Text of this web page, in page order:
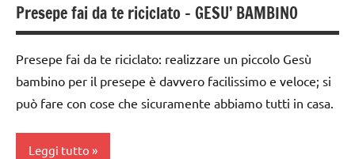
LINGUAGGIO
ARGOMENTI
PER ETA'
ARTICOLI
classe
1a
classe
2a
3a
Presepe fai da te riciclato – GESU’ BAMBINO
Presepe fai da te riciclato: realizzare un piccolo Gesù
bambino per il presepe è davvero facilissimo e veloce; si
può fare con cose che sicuramente abbiamo tutti in casa.
Leggi tutto